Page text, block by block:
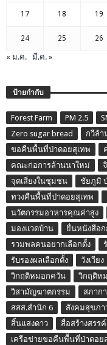
17 18 19
24 25 26
« ม.ค. มี.ค. »
ป้ายกำกับ
Forest Farm PM 2.5
Zero sugar bread
กวีล้า
ขอคืนพื้นที่ป่าดอยสุเทพ
คณะก่อการล้านนาใหม่
จุดเสี่ยงในชุมชน
ชัยภูมิ
ทวงคืนพื้นที่ป่าดอยสุเทพ
นวัตกรรมอาหารคุณค่าสูง
มองแวดบ้าน
ยื่นหนังสือก
รวมพลคนอยากเลือกตั้ง
รับรองผลเลือกตั้ง
วังเวียง
วิกฤติหมอกควัน
วิกฤติห
วิสามัญฆาตกรรม
สภาก
สสส.สำนัก 6
สังคมสุขภา
สิ้นแสงดาว
สื่อสร้างสรรค์
เครือข่ายขอคืนพื้นที่ป่าดอย